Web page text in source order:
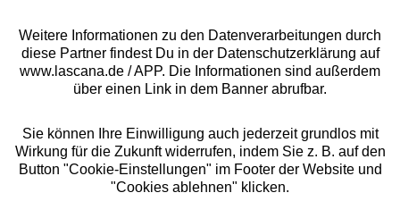
Weitere Informationen zu den Datenverarbeitungen durch
diese Partner findest Du in der Datenschutzerklärung auf
www.lascana.de / APP. Die Informationen sind außerdem
über einen Link in dem Banner abrufbar.
Sie können Ihre Einwilligung auch jederzeit grundlos mit
Wirkung für die Zukunft widerrufen, indem Sie z. B. auf den
Button "Cookie-Einstellungen" im Footer der Website und
"Cookies ablehnen" klicken.